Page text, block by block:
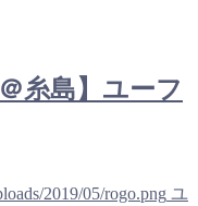
糸島】ユーフ
2019/05/rogo.png ユ